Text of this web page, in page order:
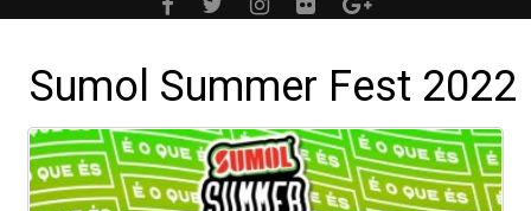
Sumol Summer Fest 2022